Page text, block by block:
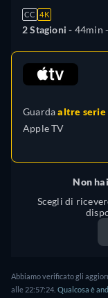
CC 4K
2 Stagioni - 44min
Spagnolo,
Latina), Francese,
Turco
Guardaaltre serie
Apple TV
Non
Scegli di
Abbiamo verificato gli
alle 22:57:24 Qualcosa è